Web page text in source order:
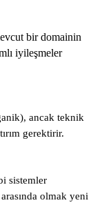
bir domainin
iyileşmeler
ancak teknik
gerektirir.
sistemler
olmak yeni